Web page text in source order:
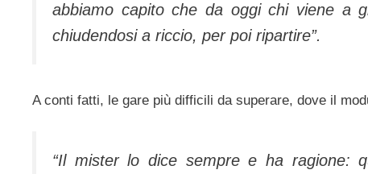
abbiamo capito che da oggi chi viene a
chiudendosi a riccio, per poi ripartire”.
A conti fatti, le gare più difficili da superare, dove il
“Il mister lo dice sempre e ha ragione: